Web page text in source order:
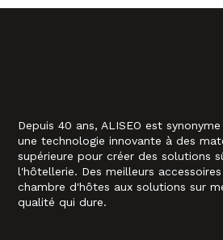
Depuis 40 ans, ALISEO est
une technologie innovante à des
supérieure pour créer des solutions
l'hôtellerie. Des meilleurs
chambre d'hôtes aux solutions sur
qualité qui dure.